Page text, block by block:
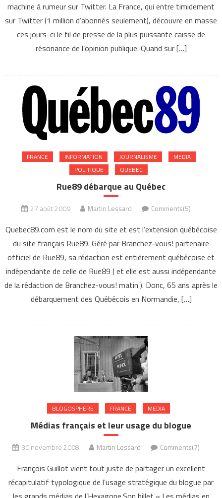
machine à rumeur sur Twitter. La France, qui entre timidement
sur Twitter (1 million d’abonnés seulement), découvre en masse
ces jours-ci le fil de presse de la plus puissante caisse de
résonance de l’opinion publique. Quand sur […]
FRANCE INFORMATION JOURNALISME
MEDIA
POLITIQUE
QUEBEC
Rue89 débarque au Québec
27 août 2009 Martin Lessard Comments(5)
Quebec89.com est le nom du site et est l’extension québécoise
du site français Rue89. Géré par Branchez-vous! partenaire
officiel de Rue89, sa rédaction est entièrement québécoise et
indépendante de celle de Rue89 ( et elle est aussi indépendante
de la rédaction de Branchez-vous! matin ). Donc, 65 ans après le
débarquement des Québécois en Normandie, […]
BLOGOSPHERE FRANCE MEDIA
Médias français et leur usage du blogue
30 novembre 2008 Martin Lessard Comments(7)
François Guillot vient tout juste de partager un excellent
récapitulatif typologique de l’usage stratégique du blogue par